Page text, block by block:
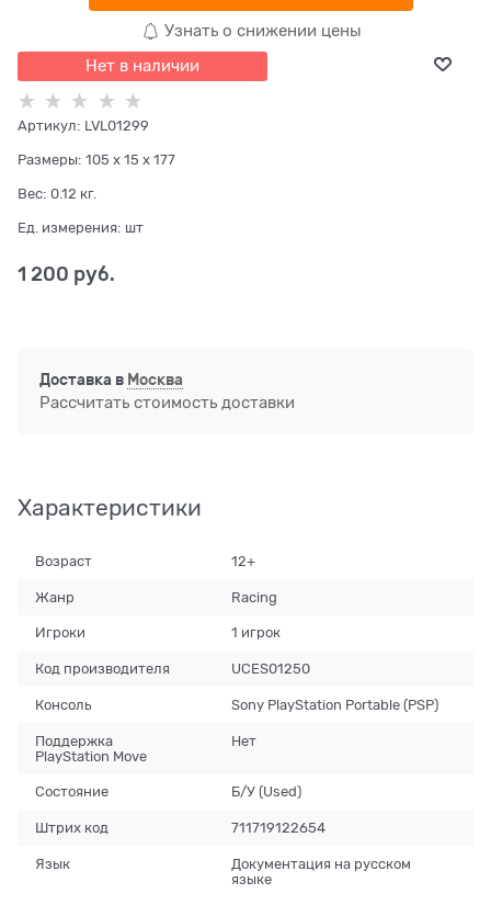
Узнать о снижении цены
Нет в наличии
Артикул: LVL01299
Размеры: 105 x 15 x 177
Вес: 0.12 кг.
Ед. измерения: шт
1 200 руб.
Доставка в Москва
Рассчитать стоимость доставки
Характеристики
Возраст 12+
Жанр Racing
Игроки 1 игрок
Код производителя UCES01250
Консоль Sony PlayStation Portable (PSP)
Поддержка
PlayStation Move
Нет
Состояние Б/У (Used)
Штрих код 711719122654
Язык
Документация на русском
языке